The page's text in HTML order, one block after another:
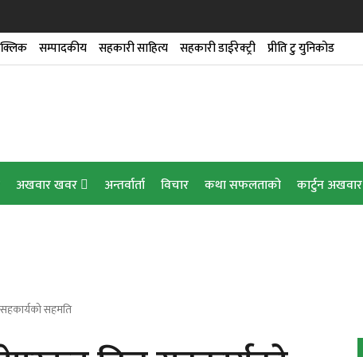
गृहको उद्घाटन
सेवा
यात्राकार्ड सेवा
सम्पादकीय सहकारी साहित्य सहकारी डाईरेक्ट्री प्रीति टु युनिकोड
अखवार खवर अन्तर्वार्ता विचार कथा सफलताको कार्टुन अखवार
सहमति